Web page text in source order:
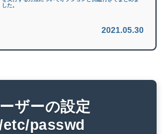
した。
2021.05.30
ーザーの設定
etc/passwd